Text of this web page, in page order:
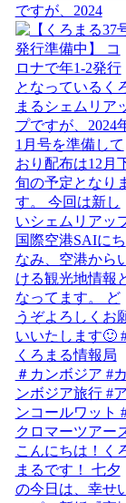
ですが、2024
こんにちは！く
まるです！ 七夕
の今日は、幸せ